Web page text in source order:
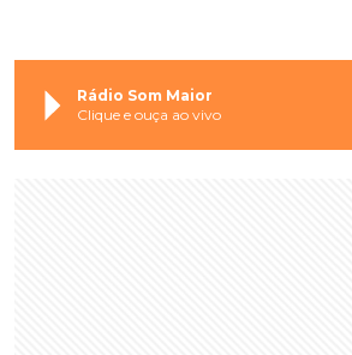
Rádio Som Maior
Clique e ouça ao vivo